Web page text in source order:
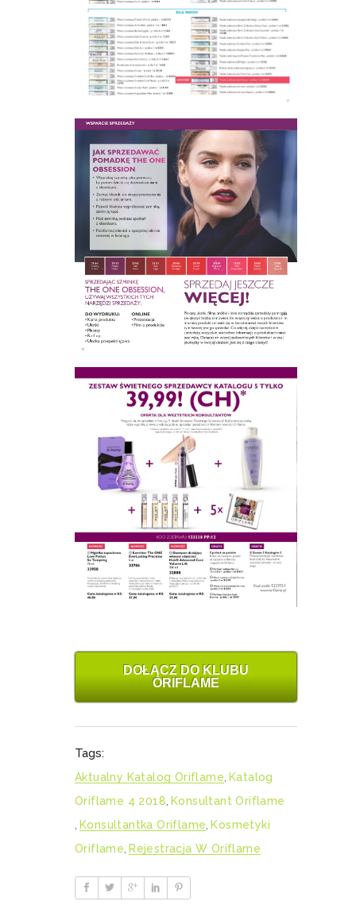
DOŁĄCZ DO KLUBU
ORIFLAME
Tags:
Aktualny Katalog Oriflame Katalog
Oriflame 4 2018 Konsultant Oriflame
Konsultantka Oriflame Kosmetyki
Oriflame Rejestracja W Oriflame